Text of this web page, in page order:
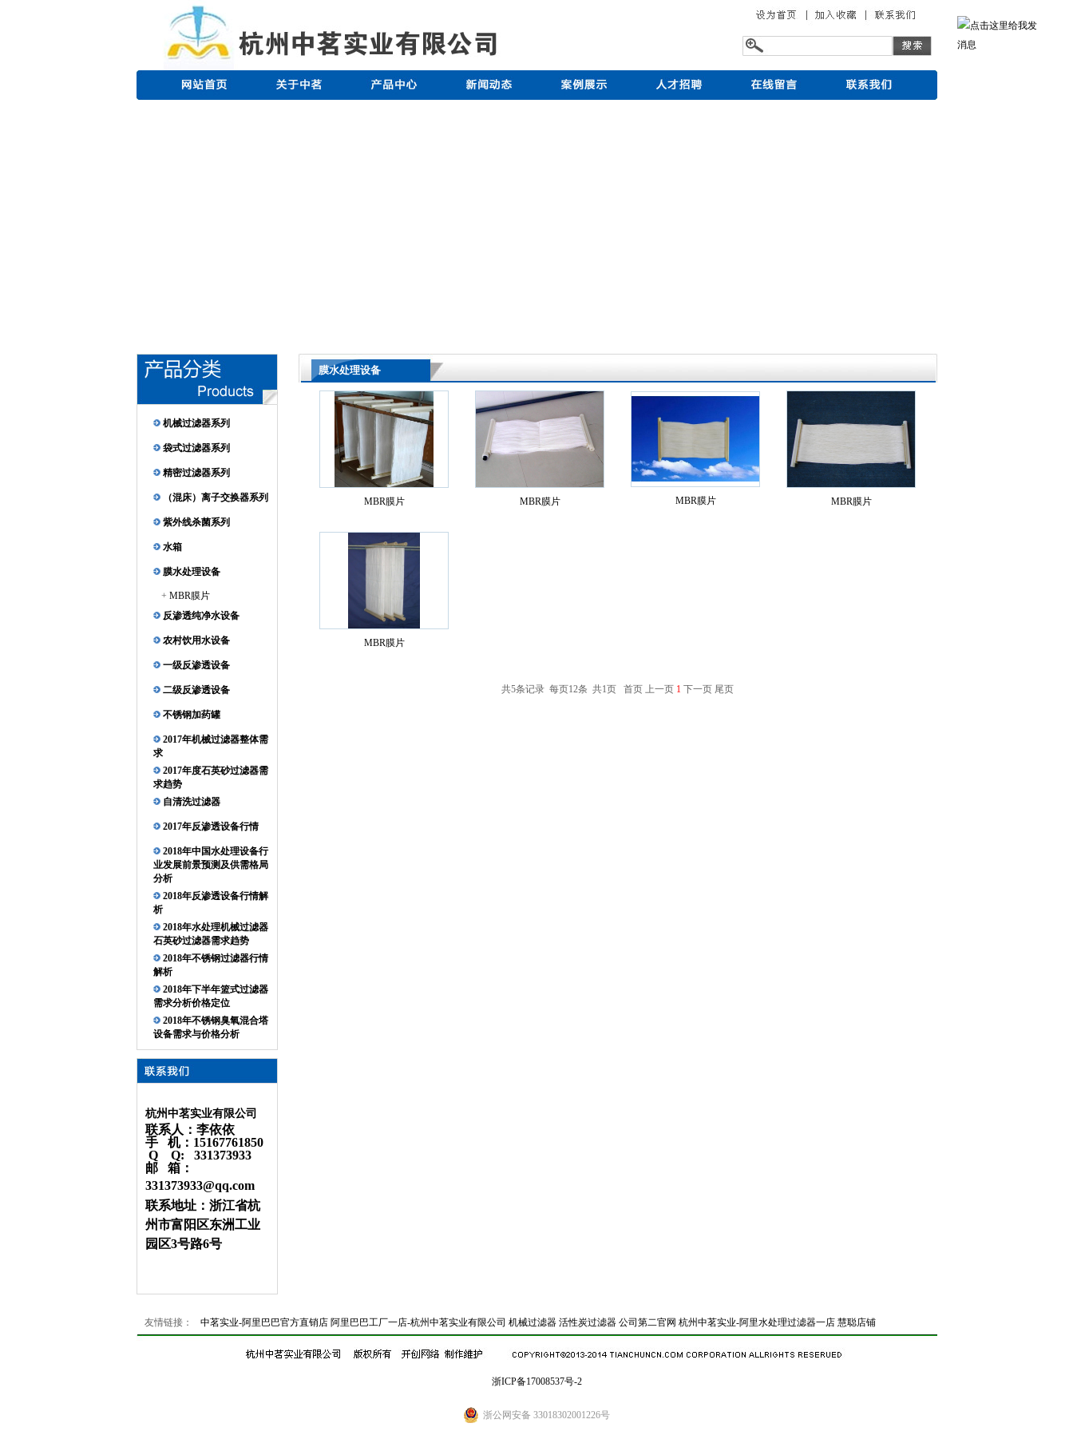
机械过滤器系列
袋式过滤器系列
精密过滤器系列
（混床）离子交换器系列
紫外线杀菌系列
水箱
膜水处理设备
+ MBR膜片
反渗透纯净水设备
农村饮用水设备
一级反渗透设备
二级反渗透设备
不锈钢加药罐
2017年机械过滤器整体需
求
2017年度石英砂过滤器需
求趋势
自清洗过滤器
2017年反渗透设备行情
2018年中国水处理设备行
业发展前景预测及供需格局
分析
2018年反渗透设备行情解
析
2018年水处理机械过滤器
石英砂过滤器需求趋势
2018年不锈钢过滤器行情
解析
2018年下半年篮式过滤器
需求分析价格定位
2018年不锈钢臭氧混合塔
设备需求与价格分析
杭州中茗实业有限公司
联系人：李依依
手 机：15167761850
Q Q: 331373933
邮 箱：
331373933@qq.com
联系地址：浙江省杭
州市富阳区东洲工业
园区3号路6号
膜水处理设备
MBR膜片 MBR膜片 MBR膜片 MBR膜片
MBR膜片
共5条记录 每页12条 共1页 首页 上一页 1 下一页 尾页
友情链接： 中茗实业-阿里巴巴官方直销店 阿里巴巴工厂一店-杭州中茗实业有限公司 机械过滤器 活性炭过滤器 公司第二官网 杭州中茗实业-阿里水处理过滤器一店 慧聪店铺
浙ICP备17008537号-2
浙公网安备 33018302001226号